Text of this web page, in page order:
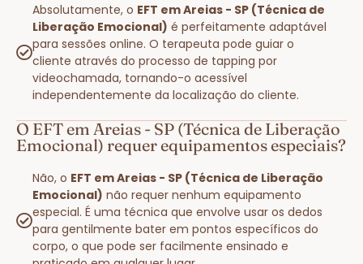
Absolutamente, o EFT em Areias - SP (Técnica de
Liberação Emocional) é perfeitamente adaptável
para sessões online. O terapeuta pode guiar o
cliente através do processo de tapping por
videochamada, tornando-o acessível
independentemente da localização do cliente.
O EFT em Areias - SP (Técnica de Liberação
Emocional) requer equipamentos especiais?
Não, o EFT em Areias - SP (Técnica de Liberação
Emocional) não requer nenhum equipamento
especial. É uma técnica que envolve usar os dedos
para gentilmente bater em pontos específicos do
corpo, o que pode ser facilmente ensinado e